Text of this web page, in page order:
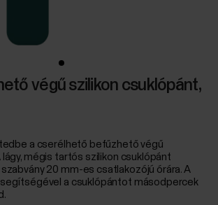
végű szilikon csuklópánt,
a cserélhető befűzhető végű
lágy, mégis tartós szilikon csuklópánt
20 mm-es csatlakozójú órára. A
a csuklópántot másodpercek